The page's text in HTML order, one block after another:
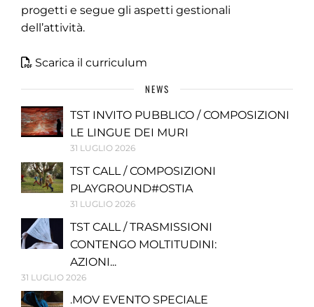
progetti e segue gli aspetti gestionali
dell’attività.
Scarica il curriculum
NEWS
TST INVITO PUBBLICO / COMPOSIZIONI
LE LINGUE DEI MURI
31 LUGLIO 2026
TST CALL / COMPOSIZIONI
PLAYGROUND#OSTIA
31 LUGLIO 2026
TST CALL / TRASMISSIONI
CONTENGO MOLTITUDINI:
AZIONI...
31 LUGLIO 2026
.MOV EVENTO SPECIALE